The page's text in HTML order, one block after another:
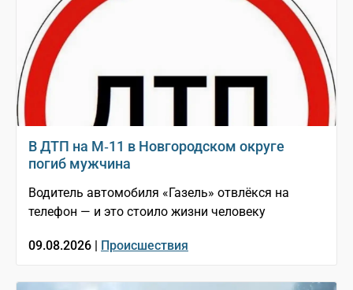
В ДТП на М‑11 в Новгородском округе
погиб мужчина
Водитель автомобиля «Газель» отвлёкся на
телефон — и это стоило жизни человеку
09.08.2026 | Происшествия